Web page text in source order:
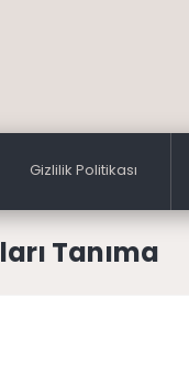
Gizlilik Politikası
Tanıma